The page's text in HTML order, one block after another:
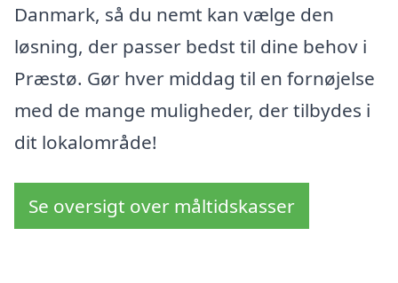
Danmark, så du nemt kan vælge den
løsning, der passer bedst til dine behov i
Præstø. Gør hver middag til en fornøjelse
med de mange muligheder, der tilbydes i
dit lokalområde!
Se oversigt over måltidskasser